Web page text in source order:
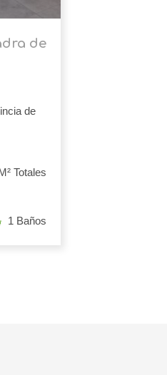
de
de
Totales
1 Baños